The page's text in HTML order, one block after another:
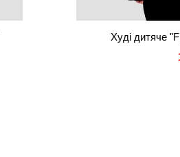
Худі дитяче